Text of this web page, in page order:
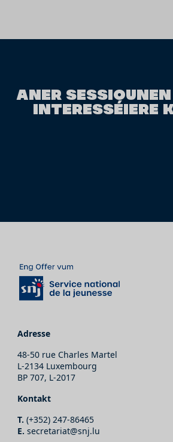
ANER
INTERESSÉIERE
Adresse
48-50 rue Charles Martel
L-2134 Luxembourg
BP 707, L-2017
Kontakt
T. (+352) 247-86465
E. secretariat@snj.lu